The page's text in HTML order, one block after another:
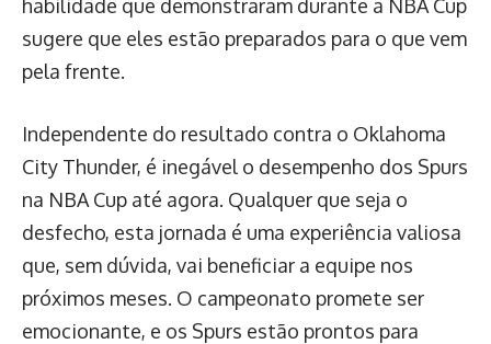
habilidade que demonstraram durante a NBA Cup
sugere que eles estão preparados para o que vem
pela frente.
Independente do resultado contra o Oklahoma
City Thunder, é inegável o desempenho dos Spurs
na NBA Cup até agora. Qualquer que seja o
desfecho, esta jornada é uma experiência valiosa
que, sem dúvida, vai beneficiar a equipe nos
próximos meses. O campeonato promete ser
emocionante, e os Spurs estão prontos para